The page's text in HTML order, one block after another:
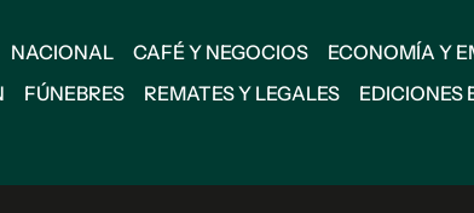
NACIONAL CAFÉ Y NEGOCIOS ECONOMÍA Y
FÚNEBRES REMATES Y LEGALES EDICIONES